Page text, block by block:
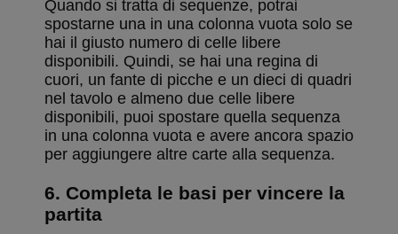
Quando si tratta di sequenze, potrai
spostarne una in una colonna vuota solo se
hai il giusto numero di celle libere
disponibili. Quindi, se hai una regina di
cuori, un fante di picche e un dieci di quadri
nel tavolo e almeno due celle libere
disponibili, puoi spostare quella sequenza
in una colonna vuota e avere ancora spazio
per aggiungere altre carte alla sequenza.
6. Completa le basi per vincere la
partita
Strettamente necessari
Performance
Targeting
Funzionalità Non classificati
I cookie strettamente necessari consentono le
dell'utente e la gestione dell'account. Il sito web non
può essere utilizzato correttamente senza i cookie
strettamente necessari.